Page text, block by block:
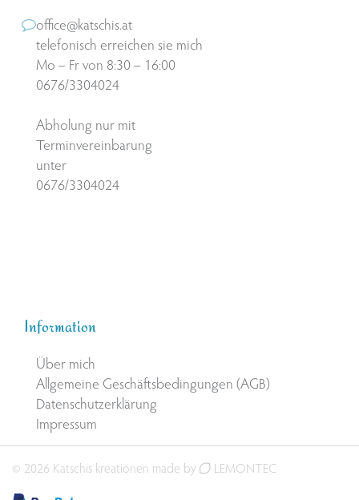
office@katschis.at
telefonisch erreichen sie mich
Mo – Fr von 8:30 – 16:00
0676/3304024
Abholung nur mit
Terminvereinbarung
unter
0676/3304024
Information
Über mich
Allgemeine Geschäftsbedingungen (AGB)
Datenschutzerklärung
Impressum
© 2026 Katschis kreationen made by LEMONTEC